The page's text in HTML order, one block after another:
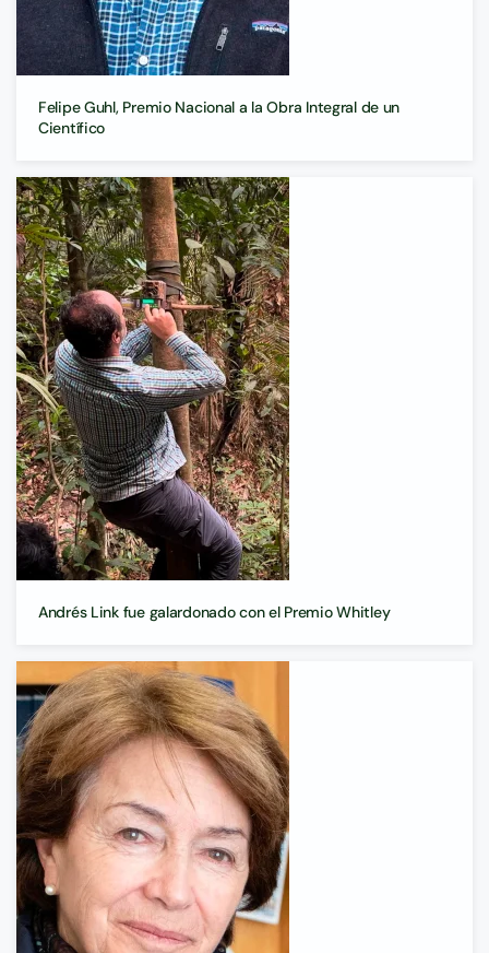
Felipe Guhl, Premio Nacional a la Obra Integral de un
Científico
Andrés Link fue galardonado con el Premio Whitley